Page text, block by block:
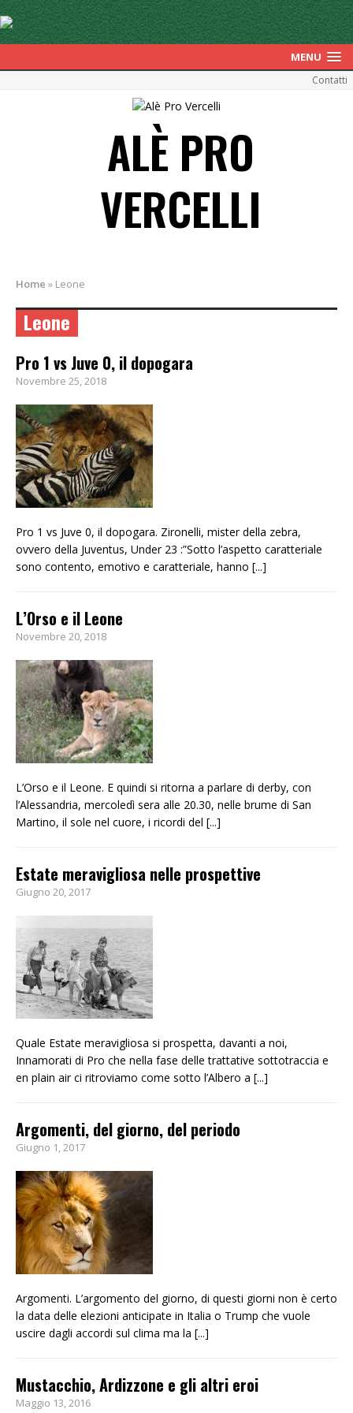
MENU
Contatti
ALÈ PRO
VERCELLI
Home » Leone
Leone
Pro 1 vs Juve 0, il dopogara
Novembre 25, 2018
Pro 1 vs Juve 0, il dopogara. Zironelli, mister della zebra,
ovvero della Juventus, Under 23 :”Sotto l’aspetto caratteriale
sono contento, emotivo e caratteriale, hanno [...]
L’Orso e il Leone
Novembre 20, 2018
L’Orso e il Leone. E quindi si ritorna a parlare di derby, con
l’Alessandria, mercoledì sera alle 20.30, nelle brume di San
Martino, il sole nel cuore, i ricordi del [...]
Estate meravigliosa nelle prospettive
Giugno 20, 2017
Quale Estate meravigliosa si prospetta, davanti a noi,
Innamorati di Pro che nella fase delle trattative sottotraccia e
en plain air ci ritroviamo come sotto l’Albero a [...]
Argomenti, del giorno, del periodo
Giugno 1, 2017
Argomenti. L’argomento del giorno, di questi giorni non è certo
la data delle elezioni anticipate in Italia o Trump che vuole
uscire dagli accordi sul clima ma la [...]
Mustacchio, Ardizzone e gli altri eroi
Maggio 13, 2016